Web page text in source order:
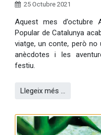
25 Octubre 2021
Aquest mes d’octubre
Popular de Catalunya
viatge, un conte, però no
anècdotes i les
festiu.
Llegeix més …